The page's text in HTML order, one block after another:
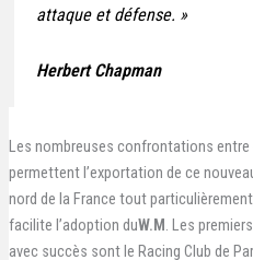
attaque et défense. »
Herbert Chapman
Les nombreuses confrontations
permettent l’exportation de ce
nord de la France tout
facilite l’adoption duW.M . Les
avec succès sont le Racing Club de